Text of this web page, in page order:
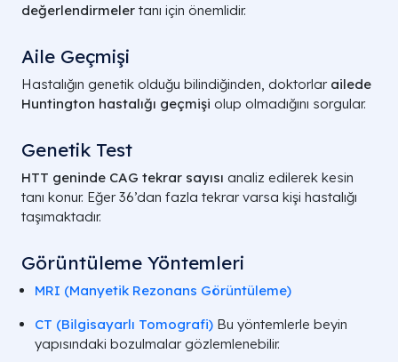
değerlendirmeler tanı için önemlidir.
Aile Geçmişi
Hastalığın genetik olduğu bilindiğinden, doktorlar ailede
Huntington hastalığı geçmişi olup olmadığını sorgular.
Genetik Test
HTT geninde CAG tekrar sayısı analiz edilerek kesin
tanı konur. Eğer 36’dan fazla tekrar varsa kişi hastalığı
taşımaktadır.
Görüntüleme Yöntemleri
MRI (Manyetik Rezonans Görüntüleme)
CT (Bilgisayarlı Tomografi) Bu yöntemlerle beyin
yapısındaki bozulmalar gözlemlenebilir.